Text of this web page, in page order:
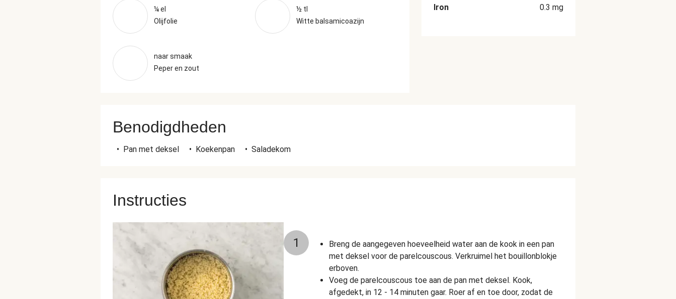
¼ el
Olijfolie
½ tl
Witte balsamicoazijn
naar smaak
Peper en zout
Iron 0.3 mg
Benodigdheden
• Pan met deksel • Koekenpan • Saladekom
Instructies
1
Breng de aangegeven hoeveelheid water aan de kook in een pan
met deksel voor de parelcouscous. Verkruimel het bouillonblokje
erboven.
Voeg de parelcouscous toe aan de pan met deksel. Kook,
afgedekt, in 12 - 14 minuten gaar. Roer af en toe door, zodat de